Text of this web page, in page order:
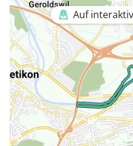
Auf